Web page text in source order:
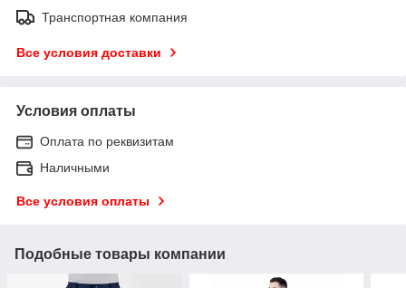
Транспортная компания
Все условия доставки
Условия оплаты
Оплата по реквизитам
Наличными
Все условия оплаты
Подобные товары компании